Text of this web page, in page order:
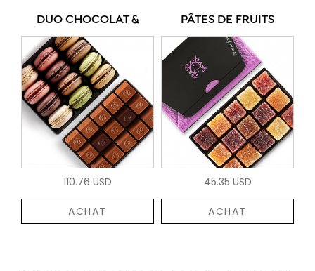
DUO CHOCOLAT &
110.76 USD
ACHAT
PÂTES DE FRUITS
45.35 USD
ACHAT